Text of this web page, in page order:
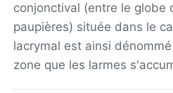
conjonctival (entre le globe
paupières) située dans le
lacrymal est ainsi
zone que les larmes